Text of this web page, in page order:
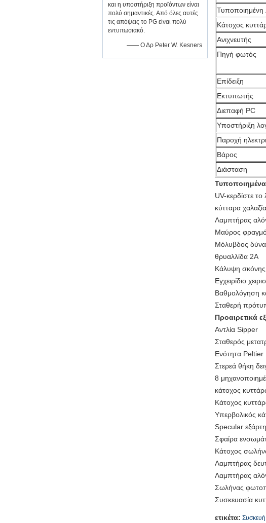
και η υποστήριξη προϊόντων είναι
πολύ σημαντικές. Από όλες αυτές
τις απόψεις το PG είναι πολύ
εντυπωσιακό.
—— Ο Δρ Peter W. Kesners
Τυποποιημένη
Κάτοχος
Ανιχνευτής
Πηγή φωτός
Επίδειξη
Εκτυπωτής
Διεπαφή PC
Υποστήριξη
Παροχή
Βάρος
Διάσταση
UV-κερδίστε
κύτταρα
Λαμπτήρας
Μαύρος
Μόλυβδος
θρυαλλίδα 2A
Κάλυψη σκόνης
Εγχειρίδιο
Βαθμολόγηση
Σταθερή
Προαιρετικά
Αντλία Sipper
Σταθερός
Ενότητα Peltier
Στερεά θήκη
8
κάτοχος
Κάτοχος
Υπερβολικός
Specular
Σφαίρα
Κάτοχος
Λαμπτήρας
Λαμπτήρας
Σωλήνας
Συσκευασία
ετικέτα: